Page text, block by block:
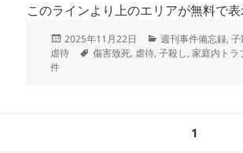
このラインより上のエリアが無料で表
投
稿
2025年11月22日
カ
テ
週刊事件備忘録, 子
虐待
タ
傷害致死, 虐待, 子殺し, 家庭内トラ
件
1